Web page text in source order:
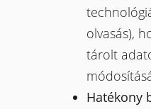
olvasás),
tárolt
Hatékony